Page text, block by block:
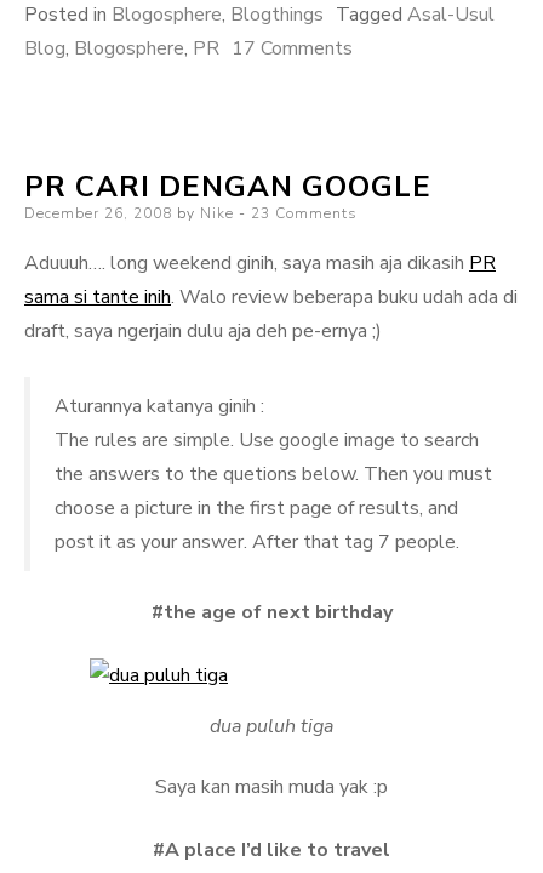
Posted in Blogosphere, Blogthings Tagged Asal-Usul
Blog, Blogosphere, PR 17 Comments
PR CARI DENGAN GOOGLE
Posted
December 26, 2008 by Nike 23 Comments
Aduuuh…. long weekend ginih, saya masih aja dikasih PR
sama si tante inih. Walo review beberapa buku udah ada di
draft, saya ngerjain dulu aja deh pe-ernya ;)
Aturannya katanya ginih :
The rules are simple. Use google image to search
the answers to the quetions below. Then you must
choose a picture in the first page of results, and
post it as your answer. After that tag 7 people.
#the age of next birthday
dua puluh tiga
Saya kan masih muda yak :p
#A place I’d like to travel